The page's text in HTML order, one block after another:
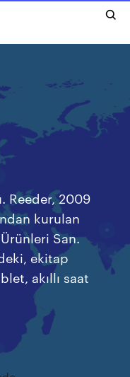
Reeder, 2009
kurulan
San.
ekitap
akıllı saat